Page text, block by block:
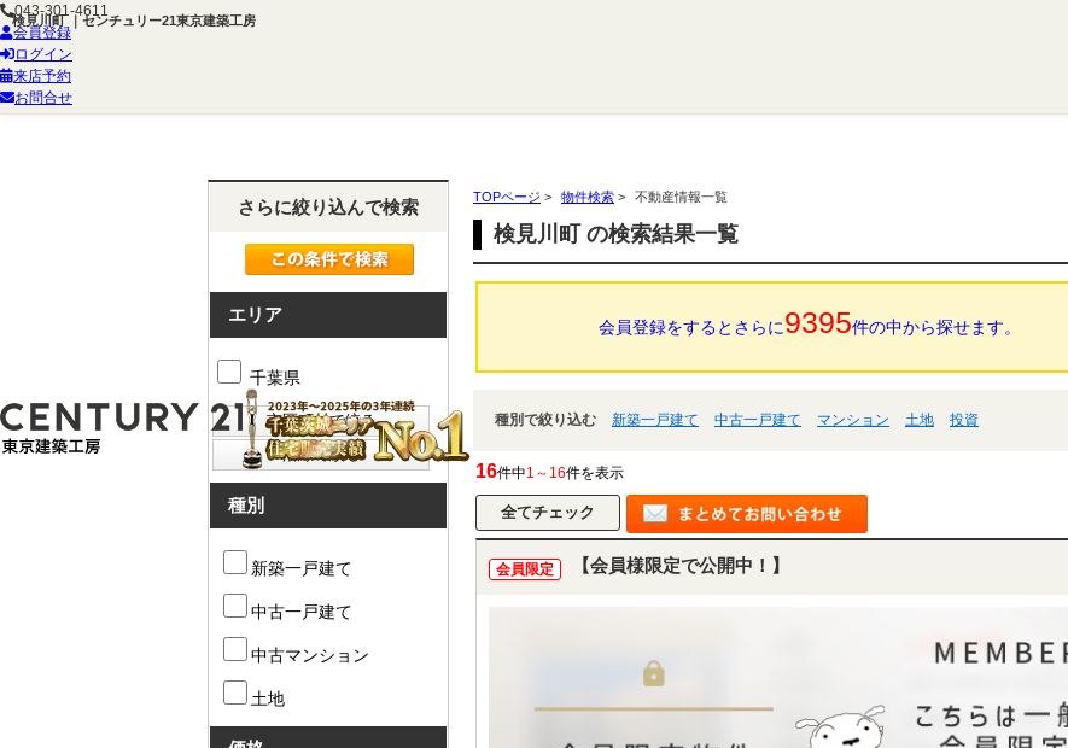
検見川町 ｜センチュリー21東京建築工房
043-301-4611
会員登録
ログイン
来店予約
お問合せ
TOPページ > 物件検索 > 不動産情報一覧
検見川町 の検索結果一覧
会員登録をするとさらに9395件の中から探せます。
種別で絞り込む 新築一戸建て 中古一戸建て マンション 土地 投資
16件中1～16件を表示
会員限定 【会員様限定で公開中！】
さらに絞り込んで検索
エリア
千葉県
種別
新築一戸建て
中古一戸建て
中古マンション
土地